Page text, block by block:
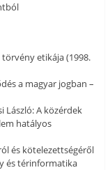
etikája (1998.
a magyar jogban –
László: A közérdek
hatályos
és kötelezettségéről
és térinformatika